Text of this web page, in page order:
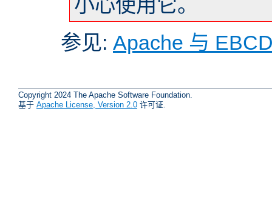
小心使用它。
参见: Apache 与
Copyright 2024 The Apache Software Foundation.
基于 Apache License, Version 2.0 许可证.